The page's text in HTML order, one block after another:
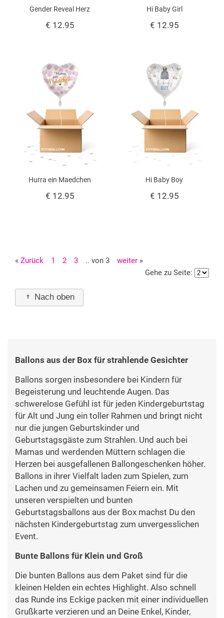
Gender Reveal Herz
€ 12.95
Hi Baby Girl
€ 12.95
Hi Baby Boy
€ 12.95
Hurra ein Maedchen
€ 12.95
« Zurück 1 2 3 .. von 3 weiter »
Gehe zu Seite:
Nach oben
Ballons aus der Box für strahlende Gesichter
Ballons sorgen insbesondere bei Kindern für
Begeisterung und leuchtende Augen. Das
schwerelose Gefühl ist für jeden Kindergeburtstag
für Alt und Jung ein toller Rahmen und bringt nicht
nur die jungen Geburtskinder und
Geburtstagsgäste zum Strahlen. Und auch bei
Mamas und werdenden Müttern schlagen die
Herzen bei ausgefallenen Ballongeschenken höher.
Ballons in ihrer Vielfalt laden zum Spielen, zum
Lachen und zu gemeinsamen Feiern ein. Mit
unseren verspielten und bunten
Geburtstagsballons aus der Box machst Du den
nächsten Kindergeburtstag zum unvergesslichen
Event.
Bunte Ballons für Klein und Groß
Die bunten Ballons aus dem Paket sind für die
kleinen Helden ein echtes Highlight. Also schnell
das Runde ins Eckige packen mit einer individuellen
Grußkarte verzieren und an Deine Enkel, Kinder,